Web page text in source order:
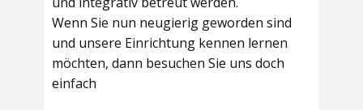
Wenn Sie nun neugierig geworden sind
und unsere Einrichtung kennen lernen
möchten, dann besuchen Sie uns doch
einfach